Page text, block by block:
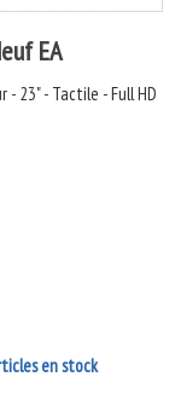
EA
- 23" - Tactile - Full HD
en stock